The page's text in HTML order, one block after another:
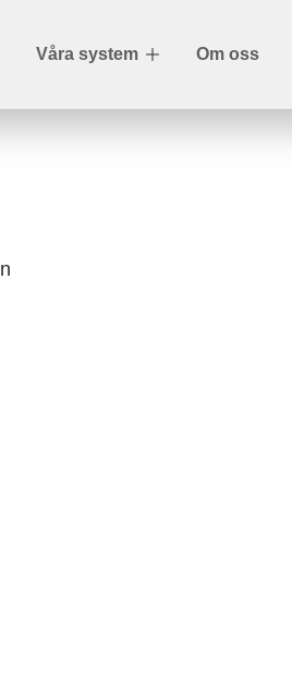
Våra system Om oss